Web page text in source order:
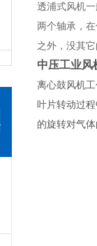
透浦式风机
两个轴承，
之外，没其
中压工业风
离心鼓风机
叶片转动过
的旋转对气